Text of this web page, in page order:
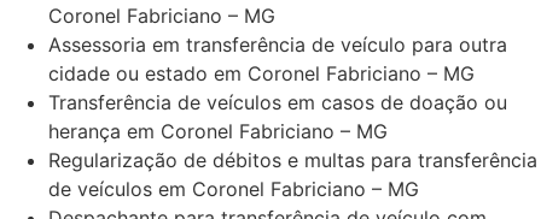
Coronel Fabriciano – MG
Assessoria em transferência de veículo para outra
cidade ou estado em Coronel Fabriciano – MG
Transferência de veículos em casos de doação ou
herança em Coronel Fabriciano – MG
Regularização de débitos e multas para transferência
de veículos em Coronel Fabriciano – MG